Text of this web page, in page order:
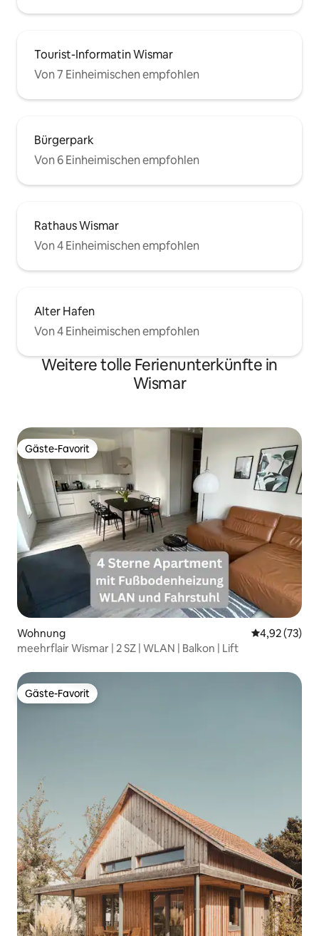
Tourist-Informatin Wismar
Von 7 Einheimischen empfohlen
Bürgerpark
Von 6 Einheimischen empfohlen
Rathaus Wismar
Von 4 Einheimischen empfohlen
Alter Hafen
Von 4 Einheimischen empfohlen
Weitere tolle Ferienunterkünfte in
Wismar
Gäste-Favorit
Gäste-Favorit
Wohnung
4,92 (73)
meehrflair Wismar | 2 SZ | WLAN | Balkon | Lift
Gäste-Favorit
Gäste-Favorit